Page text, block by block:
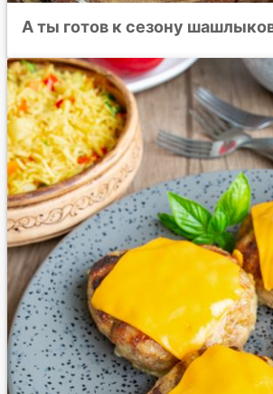
А ты готов к сезону